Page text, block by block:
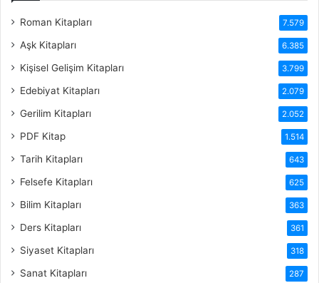
Roman Kitapları 7.579
Aşk Kitapları 6.385
Kişisel Gelişim Kitapları 3.799
Edebiyat Kitapları 2.079
Gerilim Kitapları 2.052
PDF Kitap 1.514
Tarih Kitapları 643
Felsefe Kitapları 625
Bilim Kitapları 363
Ders Kitapları 361
Siyaset Kitapları 318
Sanat Kitapları 287